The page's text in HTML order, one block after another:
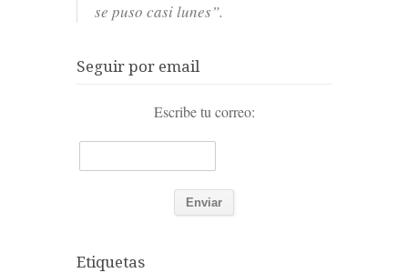
se puso casi lunes”.
Seguir por email
Escribe tu correo:
Etiquetas